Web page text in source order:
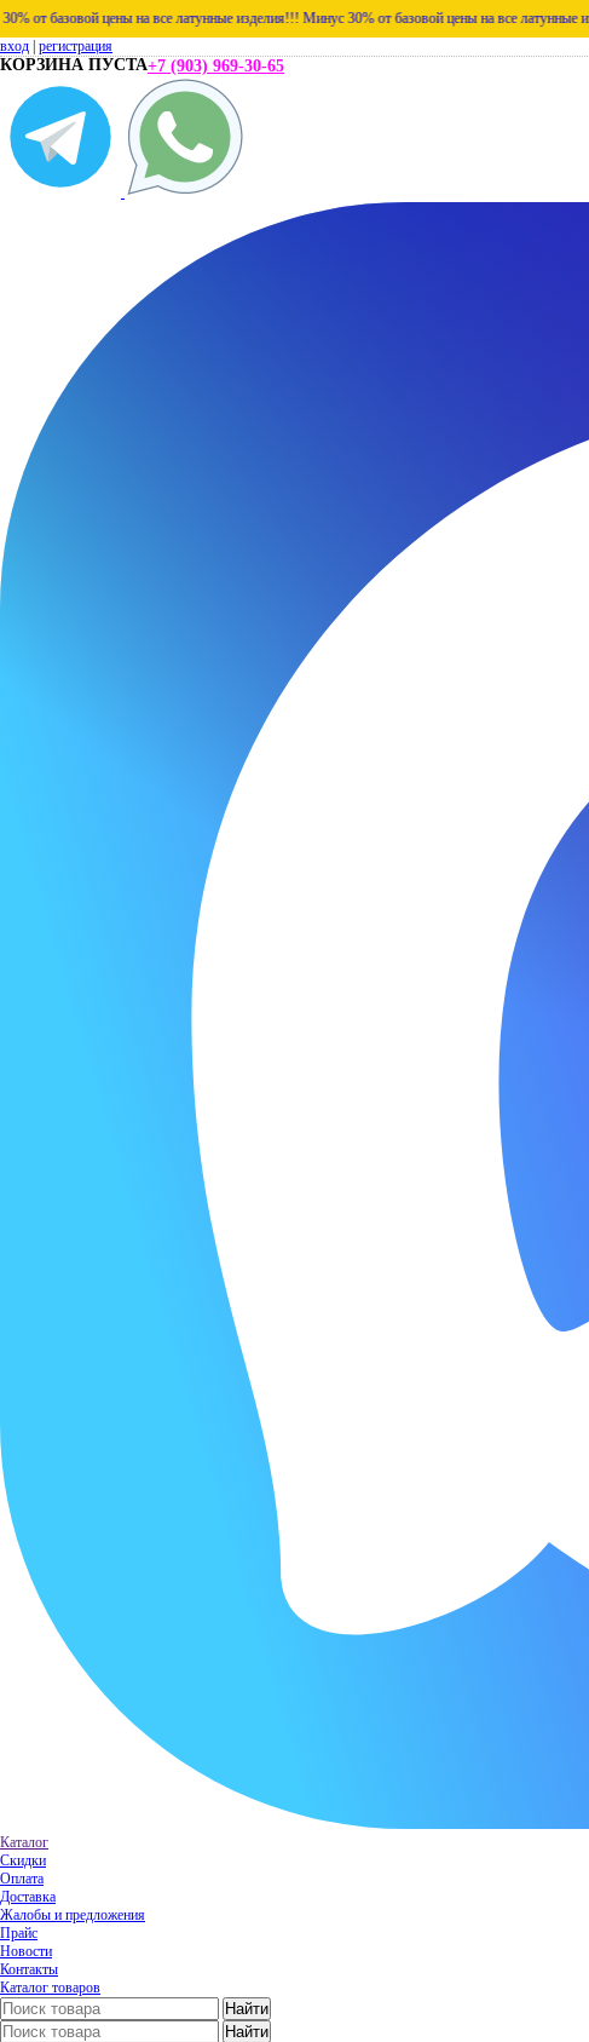
цены на все латунные изделия!!! Минус 30% от базовой цены на все латунные изделия!!!
вход регистрация
КОРЗИНА ПУСТА+7 (903) 969-30-65
Каталог
Скидки
Оплата
Доставка
Жалобы и предложения
Прайс
Новости
Контакты
Каталог товаров